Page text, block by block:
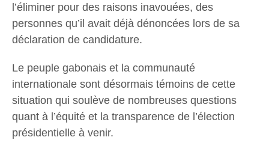
l’éliminer pour des raisons inavouées, des
personnes qu’il avait déjà dénoncées lors de sa
déclaration de candidature.
Le peuple gabonais et la communauté
internationale sont désormais témoins de cette
situation qui soulève de nombreuses questions
quant à l’équité et la transparence de l’élection
présidentielle à venir.